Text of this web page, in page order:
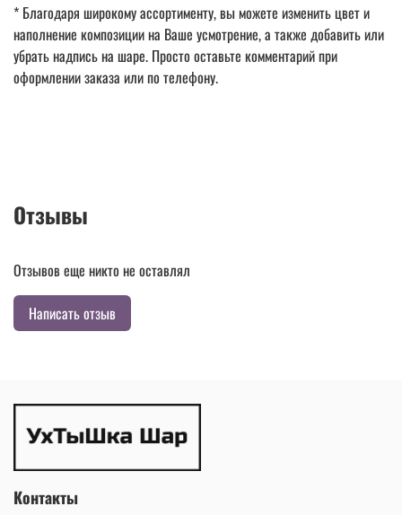
* Благодаря широкому ассортименту, вы можете изменить цвет и
наполнение композиции на Ваше усмотрение, а также добавить или
убрать надпись на шаре. Просто оставьте комментарий при
оформлении заказа или по телефону.
Отзывы
Отзывов еще никто не оставлял
Написать отзыв
Контакты